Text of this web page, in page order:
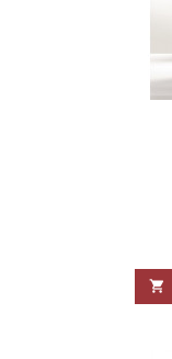
